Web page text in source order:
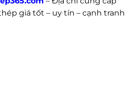
giá tốt – uy tín – cạnh tranh